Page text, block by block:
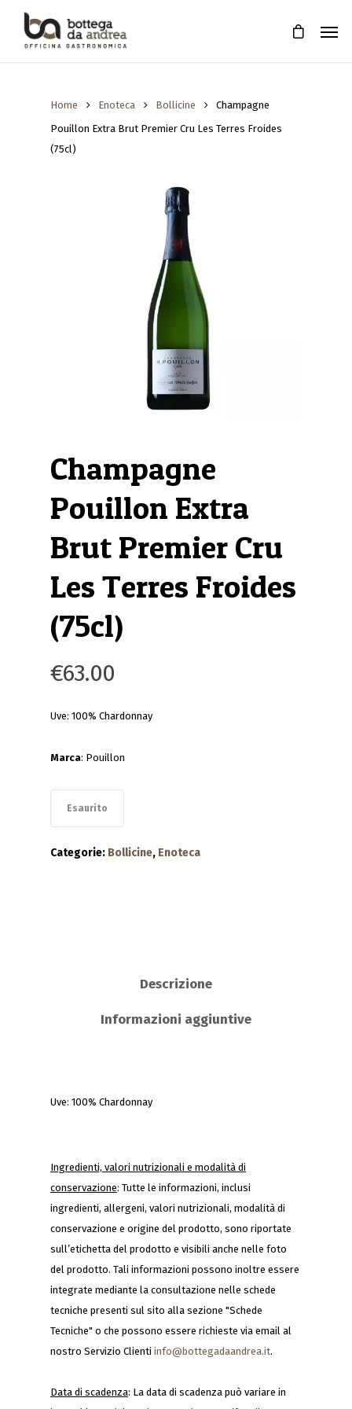
Home Enoteca Bollicine
Champagne
Pouillon Extra Brut Premier Cru Les Terres Froides
(75cl)
Champagne
Pouillon Extra
Brut Premier Cru
Les Terres Froides
(75cl)
€63.00
Uve: 100% Chardonnay
Marca: Pouillon
Esaurito
Categorie: Bollicine, Enoteca
Descrizione
Informazioni aggiuntive
Uve: 100% Chardonnay
Ingredienti, valori nutrizionali e modalità di
conservazione: Tutte le informazioni, inclusi
ingredienti, allergeni, valori nutrizionali, modalità di
conservazione e origine del prodotto, sono riportate
sull’etichetta del prodotto e visibili anche nelle foto
del prodotto. Tali informazioni possono inoltre essere
integrate mediante la consultazione nelle schede
tecniche presenti sul sito alla sezione "Schede
Tecniche" o che possono essere richieste via email al
nostro Servizio Clienti info@bottegadaandrea.it.
Data di scadenza: La data di scadenza può variare in